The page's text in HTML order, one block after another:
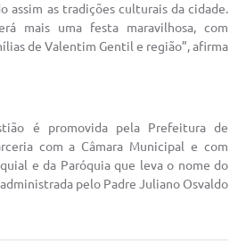
assim as tradições culturais da cidade.
mais uma festa maravilhosa, com
de Valentim Gentil e região”, afirma
é promovida pela Prefeitura de
com a Câmara Municipal e com
e da Paróquia que leva o nome do
pelo Padre Juliano Osvaldo